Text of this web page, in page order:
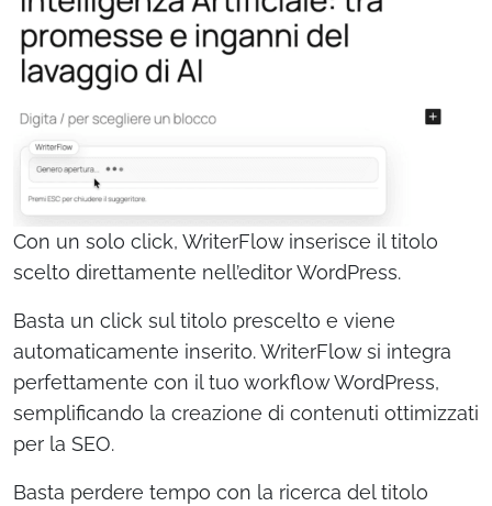
Con un solo click, WriterFlow inserisce il titolo
scelto direttamente nell’editor WordPress.
Basta un click sul titolo prescelto e viene
automaticamente inserito. WriterFlow si integra
perfettamente con il tuo workflow WordPress,
semplificando la creazione di contenuti ottimizzati
per la SEO.
Basta perdere tempo con la ricerca del titolo